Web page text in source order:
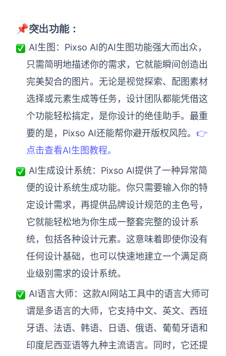
📌突出功能：
AI生图：Pixso AI的AI生图功能强大而出众，
只需简明地描述你的需求，它就能瞬间创造出
完美契合的图片。无论是视觉探索、配图素材
选择或元素生成等任务，设计团队都能凭借这
个功能轻松搞定，是你设计的绝佳助手。最重
要的是，Pixso AI还能帮你避开版权风险。 👉
点击查看AI生图教程。
AI生成设计系统：Pixso AI提供了一种异常简
便的设计系统生成功能。你只需要输入你的特
定设计需求，再提供品牌设计规范的主色号，
它就能轻松地为你生成一整套完整的设计系
统，包括各种设计元素。这意味着即使你没有
任何设计基础，也可以快速地建立一个满足商
业级别需求的设计系统。
AI语言大师：这款AI网站工具中的语言大师可
谓是多语言的大师，它支持中文、英文、西班
牙语、法语、韩语、日语、俄语、葡萄牙语和
印度尼西亚语等九种主流语言。同时，它还提